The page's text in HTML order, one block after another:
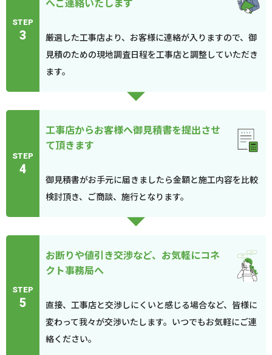
STEP
3
厳選した工事店より、お客様に連絡が入りますので、御
見積のための現地調査日程を工事店と調整していただき
ます。
STEP
4
工事店からお客様へ御見積書を提出させ
て頂きます
御見積書がお手元に届きましたら金額と施工内容を比較
検討頂き、ご商談、施行となります。
STEP
5
お断りや値引き交渉など、お気軽にコネ
クト事務局へ
直接、工事店と交渉しにくいと感じる場合など、皆様に
変わって我々が交渉いたします。いつでもお気軽にご連
絡ください。